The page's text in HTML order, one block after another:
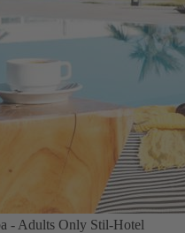
- Adults Only Stil-Hotel